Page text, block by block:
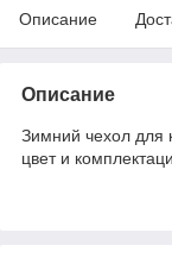
Описание
Описание
Зимний чехол для
цвет и